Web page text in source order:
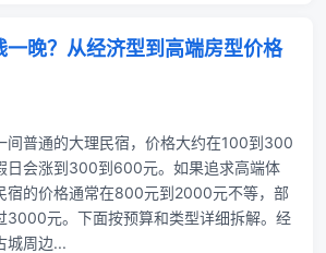
一晚？从经济型到高端房型价格
间普通的大理民宿，价格大约在100到300
日会涨到300到600元。如果追求高端体
宿的价格通常在800元到2000元不等，部
3000元。下面按预算和类型详细拆解。经
城周边...